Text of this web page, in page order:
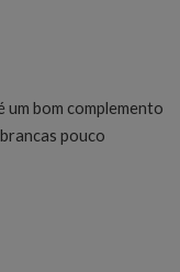
um bom complemento
pouco